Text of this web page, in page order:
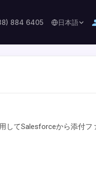
884 6405 日本語
してSalesforceから添付フ